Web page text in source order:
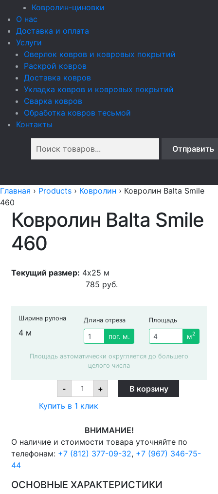
Ковролин-циновки
О нас
Доставка и оплата
Услуги
Оверлок ковров и ковровых покрытий
Раскрой ковров
Доставка ковров
Укладка ковров и ковровых покрытий
Сварка ковров
Обработка ковров тесьмой
Контакты
Главная › Products › Ковролин › Ковролин Balta Smile
460
Ковролин Balta Smile
460
Текущий размер: 4x25 м
785 руб.
Ширина рулона
4 м
Длина отреза
пог. м.
Площадь
м2
Площадь автоматически округляется до большего
целого числа
-
Ковролин
Balta
Smile
460
+
В корзину
Купить в 1 клик
ВНИМАНИЕ!
О наличие и стоимости товара уточняйте по
телефонам: +7 (812) 377-09-32, +7 (967) 346-75-
44
ОСНОВНЫЕ ХАРАКТЕРИСТИКИ